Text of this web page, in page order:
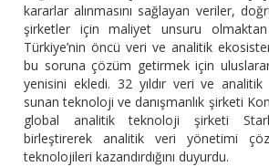
kararlar alınmasını sağlayan veriler,
şirketler için maliyet unsuru
Türkiye’nin öncü veri ve analitik
bu soruna çözüm getirmek için
yenisini ekledi. 32 yıldır veri ve analitik
sunan teknoloji ve danışmanlık şirketi
global analitik teknoloji şirketi
birleştirerek analitik veri yönetimi
teknolojileri kazandırdığını duyurdu.